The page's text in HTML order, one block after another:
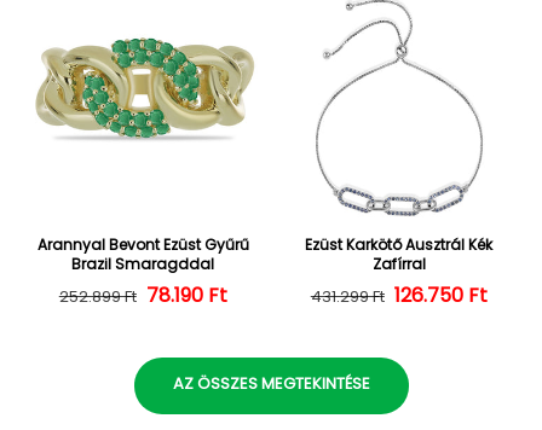
Arannyal Bevont Ezüst Gyűrű
Brazil Smaragddal
Normál ár
252.899 Ft Kedvezményes ár
78.190 Ft
Ezüst Karkötő Ausztrál Kék
Zafírral
Normál ár
431.299 Ft 126.750 Ft
AZ ÖSSZES MEGTEKINTÉSE